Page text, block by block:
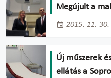
Megújult a
2015. 11. 30.
Új műszerek
ellátás a